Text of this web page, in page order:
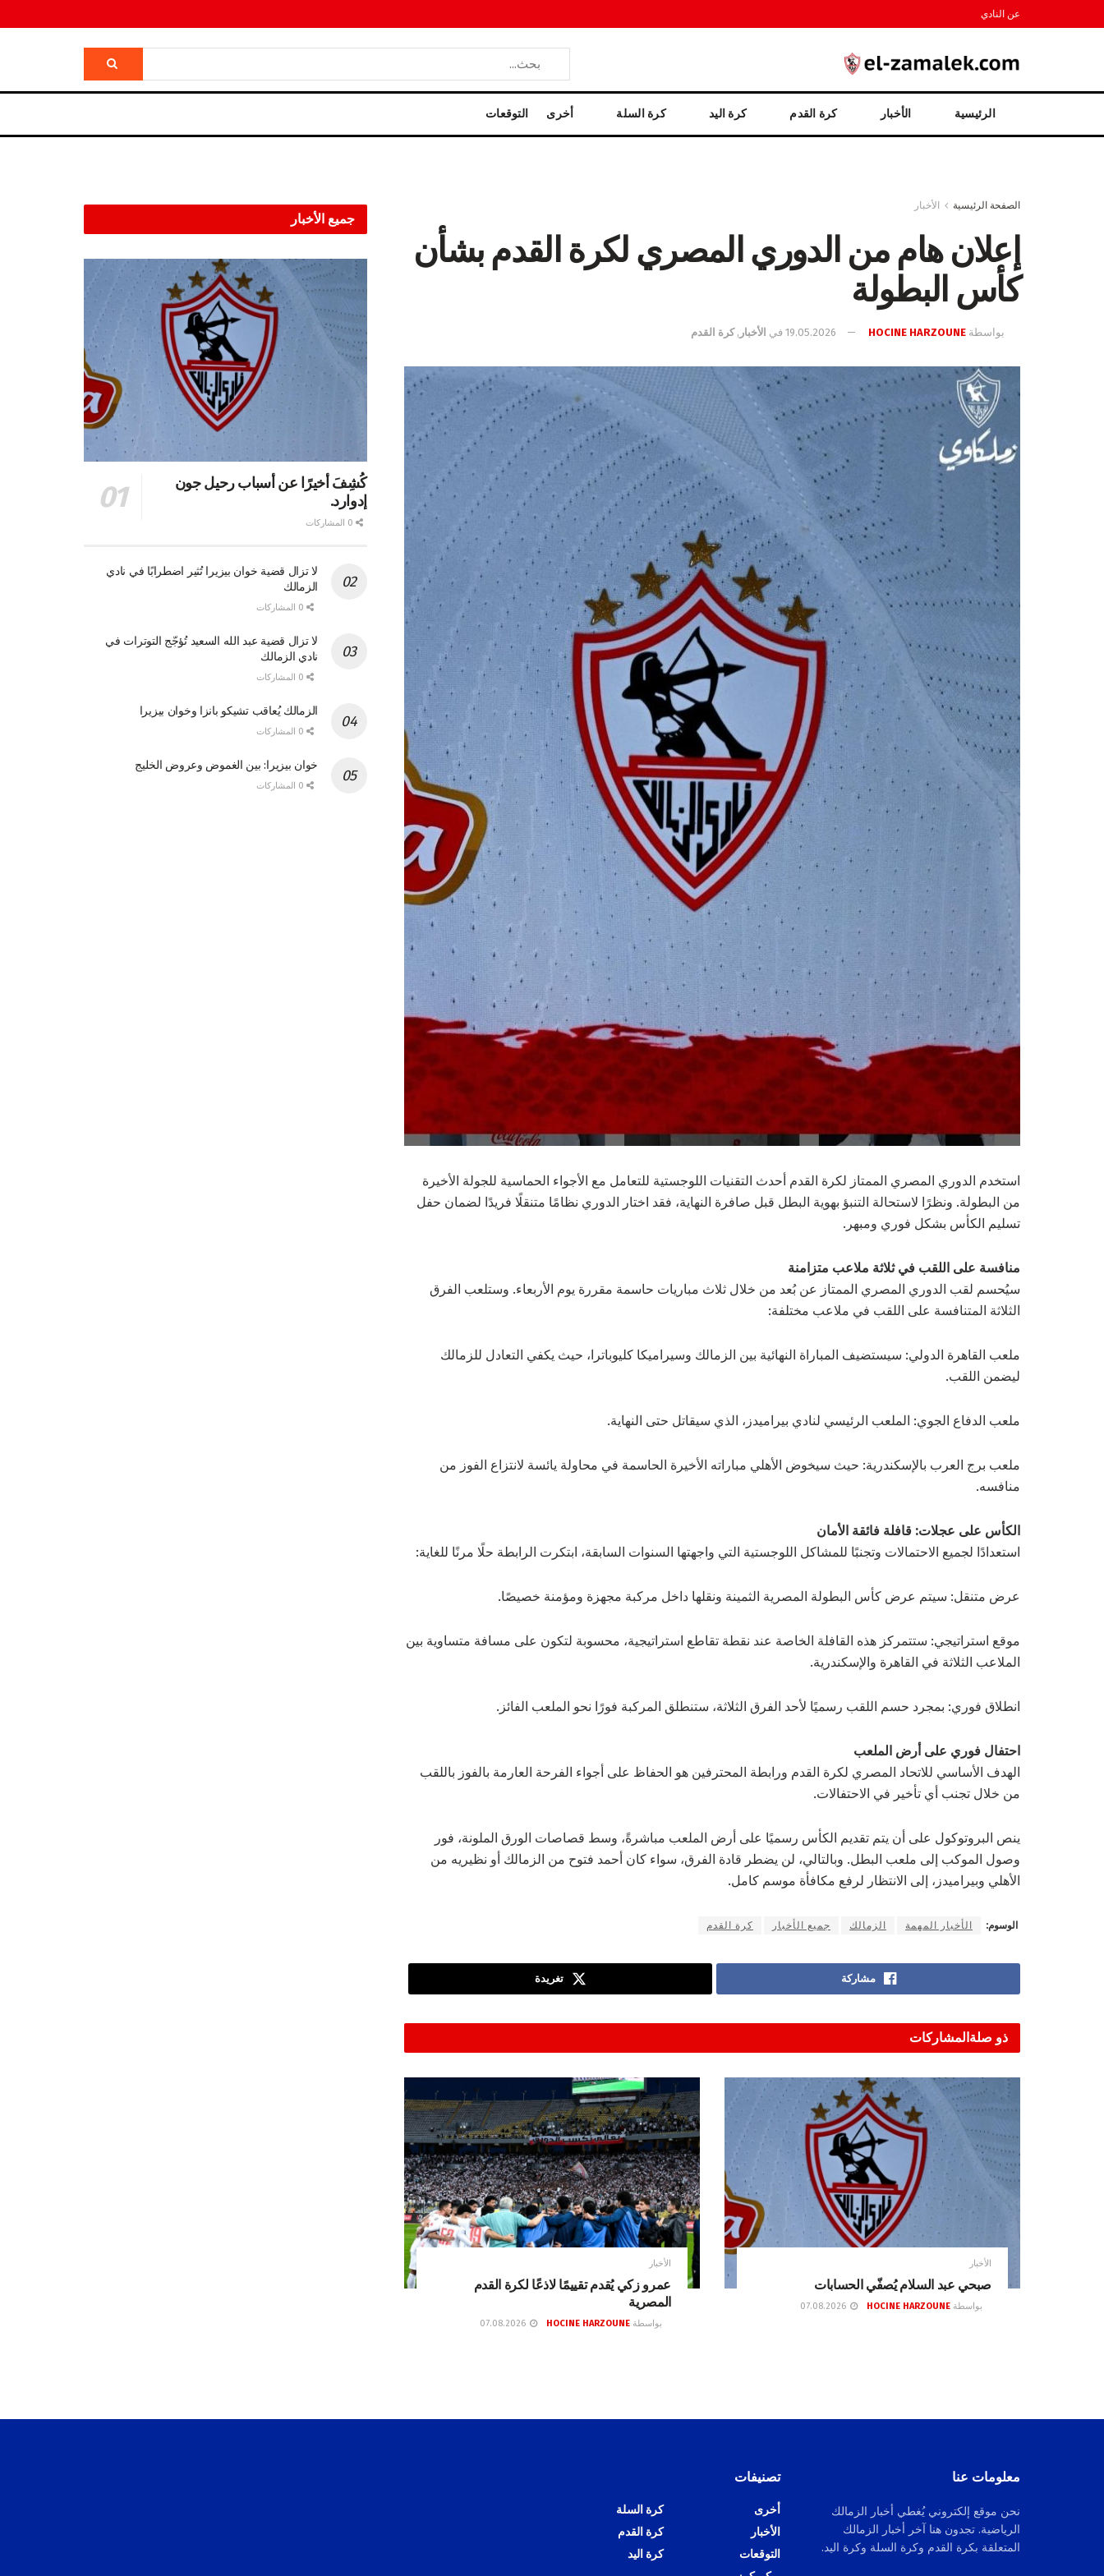
عن النادي
الرئيسية الأخبار كرة القدم كرة اليد كرة السلة أخرى التوقعات
الصفحة الرئيسية الأخبار
إعلان هام من الدوري المصري لكرة القدم بشأن
كأس البطولة
بواسطة HOCINE HARZOUNE
19.05.2026 في الأخبار ,كرة القدم
استخدم الدوري المصري الممتاز لكرة القدم أحدث التقنيات اللوجستية للتعامل مع الأجواء الحماسية للجولة الأخيرة
من البطولة. ونظرًا لاستحالة التنبؤ بهوية البطل قبل صافرة النهاية، فقد اختار الدوري نظامًا متنقلًا فريدًا لضمان حفل
تسليم الكأس بشكل فوري ومبهر.
منافسة على اللقب في ثلاثة ملاعب متزامنة
سيُحسم لقب الدوري المصري الممتاز عن بُعد من خلال ثلاث مباريات حاسمة مقررة يوم الأربعاء. وستلعب الفرق
الثلاثة المتنافسة على اللقب في ملاعب مختلفة:
ملعب القاهرة الدولي: سيستضيف المباراة النهائية بين الزمالك وسيراميكا كليوباترا، حيث يكفي التعادل للزمالك
ليضمن اللقب.
ملعب الدفاع الجوي: الملعب الرئيسي لنادي بيراميدز، الذي سيقاتل حتى النهاية.
ملعب برج العرب بالإسكندرية: حيث سيخوض الأهلي مباراته الأخيرة الحاسمة في محاولة يائسة لانتزاع الفوز من
منافسه.
الكأس على عجلات: قافلة فائقة الأمان
استعدادًا لجميع الاحتمالات وتجنبًا للمشاكل اللوجستية التي واجهتها السنوات السابقة، ابتكرت الرابطة حلًا مرنًا للغاية:
عرض متنقل: سيتم عرض كأس البطولة المصرية الثمينة ونقلها داخل مركبة مجهزة ومؤمنة خصيصًا.
موقع استراتيجي: ستتمركز هذه القافلة الخاصة عند نقطة تقاطع استراتيجية، محسوبة لتكون على مسافة متساوية بين
الملاعب الثلاثة في القاهرة والإسكندرية.
انطلاق فوري: بمجرد حسم اللقب رسميًا لأحد الفرق الثلاثة، ستنطلق المركبة فورًا نحو الملعب الفائز.
احتفال فوري على أرض الملعب
الهدف الأساسي للاتحاد المصري لكرة القدم ورابطة المحترفين هو الحفاظ على أجواء الفرحة العارمة بالفوز باللقب
من خلال تجنب أي تأخير في الاحتفالات.
ينص البروتوكول على أن يتم تقديم الكأس رسميًا على أرض الملعب مباشرةً، وسط قصاصات الورق الملونة، فور
وصول الموكب إلى ملعب البطل. وبالتالي، لن يضطر قادة الفرق، سواء كان أحمد فتوح من الزمالك أو نظيريه من
الأهلي وبيراميدز، إلى الانتظار لرفع مكافأة موسم كامل.
الوسوم: الأخبار المهمة الزمالك جميع الأخبار كرة القدم
مشاركة تغريدة
ذو صلةالمشاركات
الأخبار
صبحي عبد السلام يُصفّي الحسابات
بواسطة HOCINE HARZOUNE
الأخبار
عمرو زكي يُقدم تقييمًا لاذعًا لكرة القدم
المصرية
بواسطة HOCINE HARZOUNE
جميع الأخبار
كُشِفَ أخيرًا عن أسباب رحيل جون
إدوارد.
لا تزال قضية خوان بيزيرا تُثير اضطرابًا في نادي
الزمالك
لا تزال قضية عبد الله السعيد تُؤجّج التوترات في
نادي الزمالك
الزمالك يُعاقب تشيكو بانزا وخوان بيزيرا
خوان بيزيرا: بين الغموض وعروض الخليج
معلومات عنا
نحن موقع إلكتروني يُغطي أخبار الزمالك
الرياضية. تجدون هنا آخر أخبار الزمالك
المتعلقة بكرة القدم وكرة السلة وكرة اليد.
تصنيفات
أخرى
الأخبار
التوقعات
كرة السلة
كرة القدم
كرة اليد